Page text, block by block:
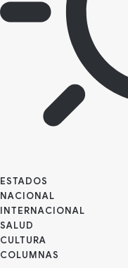
ESTADOS
NACIONAL
INTERNACIONAL
SALUD
CULTURA